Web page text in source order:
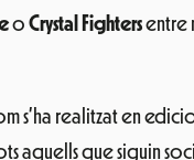
o Crystal Fightersentre
s’ha realitzat en
aquells que siguin